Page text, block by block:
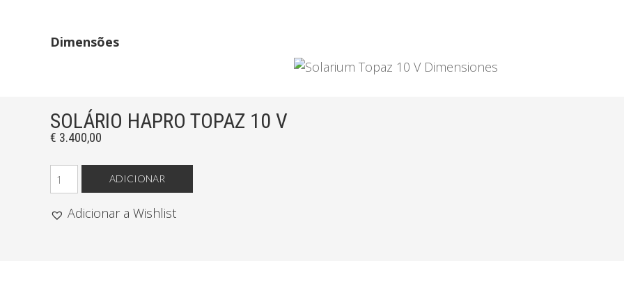
Dimensões
SOLÁRIO HAPRO TOPAZ 10 V
€ 3.400,00
Quantidade
de
SOLÁRIO
ADICIONAR
Adicionar a Wishlist